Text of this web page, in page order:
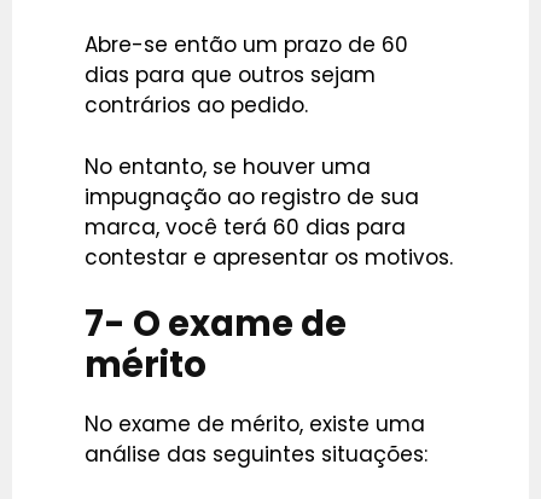
Abre-se então um prazo de 60
dias para que outros sejam
contrários ao pedido.
No entanto, se houver uma
impugnação ao registro de sua
marca, você terá 60 dias para
contestar e apresentar os motivos.
7- O exame de
mérito
No exame de mérito, existe uma
análise das seguintes situações: